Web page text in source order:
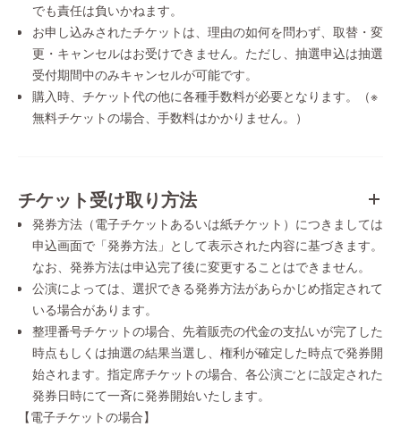
でも責任は負いかねます。
お申し込みされたチケットは、理由の如何を問わず、取替・変
更・キャンセルはお受けできません。ただし、抽選申込は抽選
受付期間中のみキャンセルが可能です。
購入時、チケット代の他に各種手数料が必要となります。（※
無料チケットの場合、手数料はかかりません。）
チケット受け取り方法
発券方法（電子チケットあるいは紙チケット）につきましては
申込画面で「発券方法」として表示された内容に基づきます。
なお、発券方法は申込完了後に変更することはできません。
公演によっては、選択できる発券方法があらかじめ指定されて
いる場合があります。
整理番号チケットの場合、先着販売の代金の支払いが完了した
時点もしくは抽選の結果当選し、権利が確定した時点で発券開
始されます。指定席チケットの場合、各公演ごとに設定された
発券日時にて一斉に発券開始いたします。
【電子チケットの場合】